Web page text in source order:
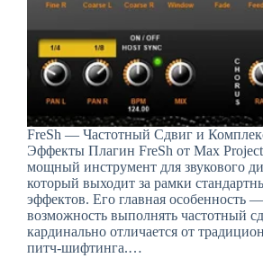
FreSh — Частотный Сдвиг и
Эффекты Плагин FreSh от Max
мощный инструмент для звукового
который выходит за рамки
эффектов. Его главная особенность
возможность выполнять частотный
кардинально отличается от
питч-шифтинга.…